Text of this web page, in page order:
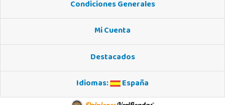
Condiciones Generales
Mi Cuenta
Destacados
Idiomas:
España